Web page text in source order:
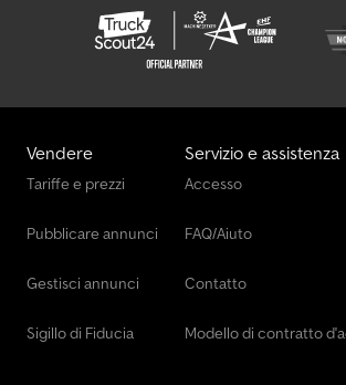
Certificazione CE: sì Condizioni tecniche:
estetiche: buone Numero di serie: N345
x L x A): ca. 3,52 m / 1,00 m / 2,32 m Per ulteriori
Vendere
Tariffe e prezzi
Pubblicare annunci
Gestisci annunci
Sigillo di Fiducia
Servizio e assistenza
Accesso
FAQ/Aiuto
Contatto
Modello di contratto